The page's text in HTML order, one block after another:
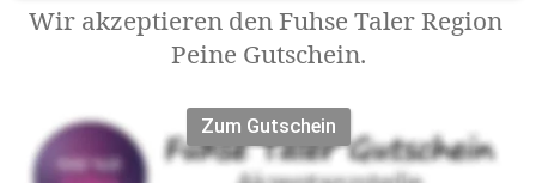
Wir akzeptieren den Fuhse Taler Region
Peine Gutschein.
Zum Gutschein